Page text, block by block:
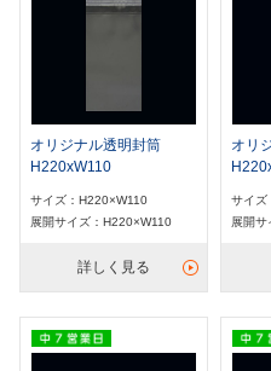
オリジナル透明封筒
H220xW110
サイズ：H220×W110
展開サイズ：H220×W110
詳しく見る
オリ
サイズ
展開